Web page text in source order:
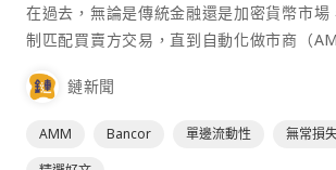
在過去，無論是傳統金融還是加密貨幣市場
制匹配買賣方交易，直到自動化做市商（
動化做市商（AMM）模型能降低 DEX 對區
度，在流動性充足的情況下，也能有更低的
的是，代幣持有人還可以透過向自動化做市
鏈新聞
AMM Bancor 單邊流動性 無常損